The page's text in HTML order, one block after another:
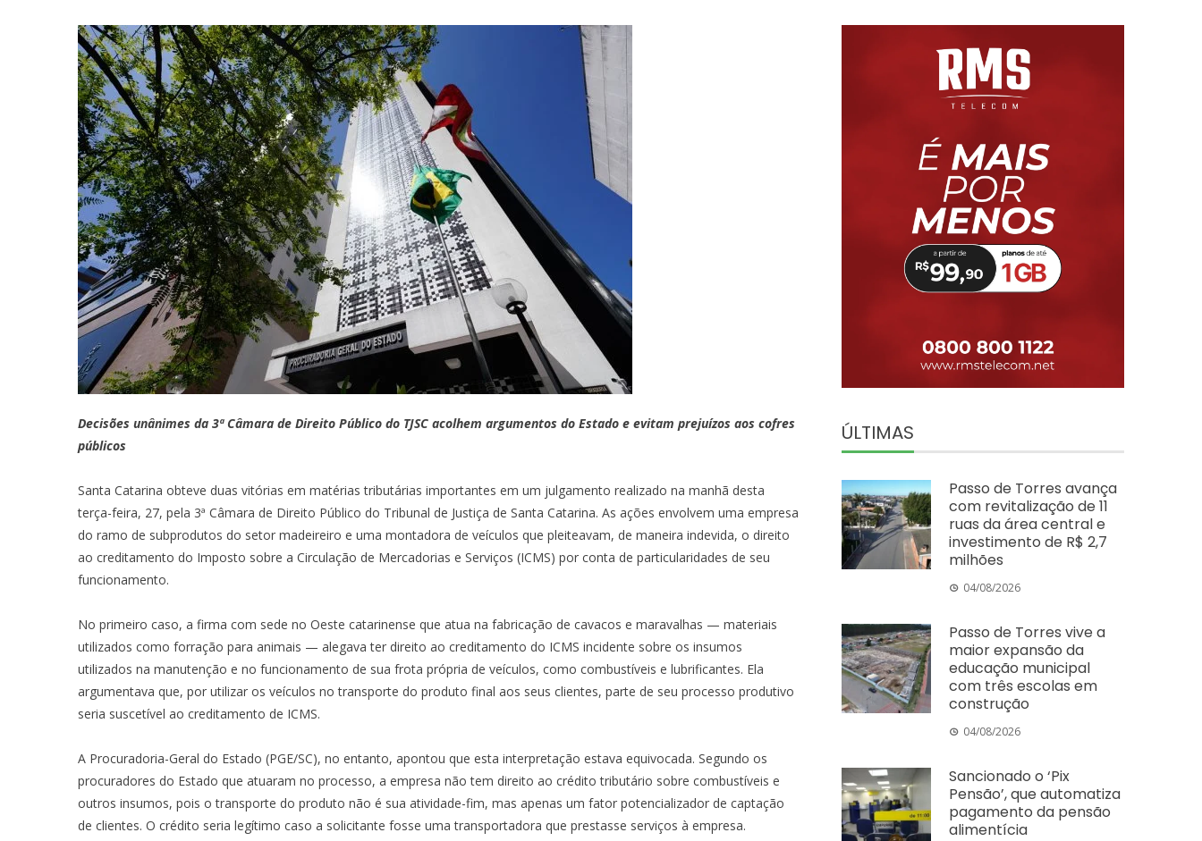
Decisões unânimes da 3ª Câmara de Direito Público do TJSC acolhem argumentos do Estado e evitam prejuízos aos cofres
públicos
Santa Catarina obteve duas vitórias em matérias tributárias importantes em um julgamento realizado na manhã desta
terça-feira, 27, pela 3ª Câmara de Direito Público do Tribunal de Justiça de Santa Catarina. As ações envolvem uma empresa
do ramo de subprodutos do setor madeireiro e uma montadora de veículos que pleiteavam, de maneira indevida, o direito
ao creditamento do Imposto sobre a Circulação de Mercadorias e Serviços (ICMS) por conta de particularidades de seu
funcionamento.
No primeiro caso, a firma com sede no Oeste catarinense que atua na fabricação de cavacos e maravalhas — materiais
utilizados como forração para animais — alegava ter direito ao creditamento do ICMS incidente sobre os insumos
utilizados na manutenção e no funcionamento de sua frota própria de veículos, como combustíveis e lubrificantes. Ela
argumentava que, por utilizar os veículos no transporte do produto final aos seus clientes, parte de seu processo produtivo
seria suscetível ao creditamento de ICMS.
A Procuradoria-Geral do Estado (PGE/SC), no entanto, apontou que esta interpretação estava equivocada. Segundo os
procuradores do Estado que atuaram no processo, a empresa não tem direito ao crédito tributário sobre combustíveis e
outros insumos, pois o transporte do produto não é sua atividade-fim, mas apenas um fator potencializador de captação
de clientes. O crédito seria legítimo caso a solicitante fosse uma transportadora que prestasse serviços à empresa.
ÚLTIMAS
Passo de Torres avança
com revitalização de 11
ruas da área central e
investimento de R$ 2,7
milhões
04/08/2026
Passo de Torres vive a
maior expansão da
educação municipal
com três escolas em
construção
04/08/2026
Sancionado o ‘Pix
Pensão’, que automatiza
pagamento da pensão
alimentícia